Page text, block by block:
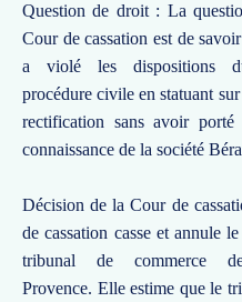
Question de droit : La
Cour de cassation est de
a violé les dispositions
procédure civile en statuant
rectification sans avoir
connaissance de la société
Décision de la Cour de
de cassation casse et annule
tribunal de commerce
Provence. Elle estime que le